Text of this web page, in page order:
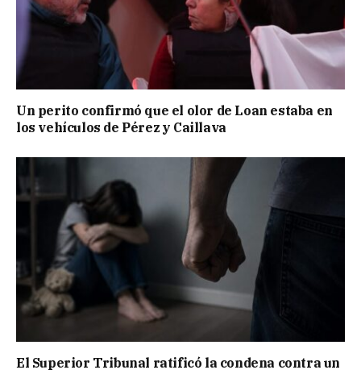
Un perito confirmó que el olor de Loan estaba en
los vehículos de Pérez y Caillava
El Superior Tribunal ratificó la condena contra un